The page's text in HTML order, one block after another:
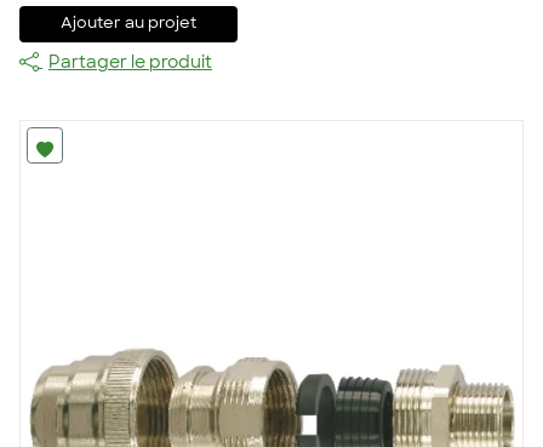
Ajouter au projet
Partager le produit